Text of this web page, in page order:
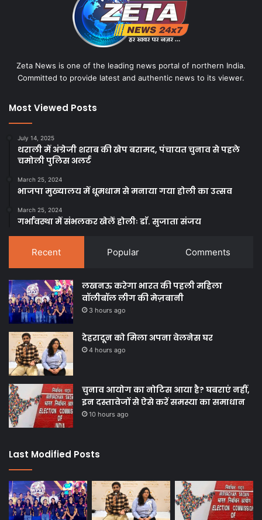
Zeta News is one of the leading news portal of northern India.
Committed to provide latest and authentic news to its viewer.
Most Viewed Posts
July 14, 2025
थराली में अंग्रेजी शराब की खेप बरामद, पंचायत चुनाव से पहले
चमोली पुलिस अलर्ट
March 25, 2024
भाजपा मुख्यालय में धूमधाम से मनाया गया होली का उत्सव
March 25, 2024
गर्भावस्था में संभलकर खेलें होलीः डाॅ. सुजाता संजय
Recent Popular Comments
लखनऊ करेगा भारत की पहली महिला
वॉलीबॉल लीग की मेज़बानी
3 hours ago
देहरादून को मिला अपना वेलनेस घर
4 hours ago
चुनाव आयोग का नोटिस आया है? घबराएं नहीं,
इन दस्तावेजों से ऐसे करें समस्या का समाधान
10 hours ago
Last Modified Posts